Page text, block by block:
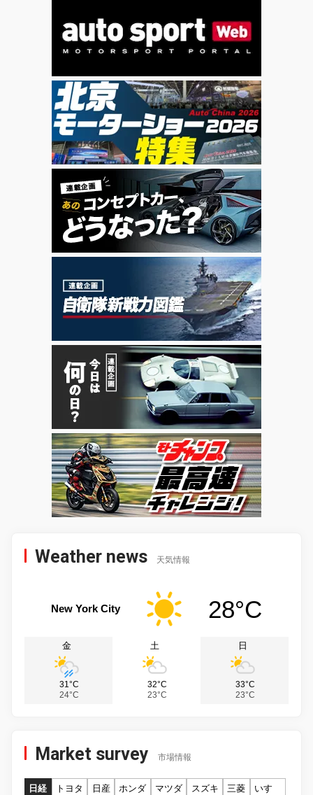
Weather news 天気情報
New York City 28°C
金
31°C
24°C
土
32°C
23°C
日
33°C
23°C
Market survey 市場情報
日経 トヨタ 日産 ホンダ マツダ スズキ 三菱
いすゞ